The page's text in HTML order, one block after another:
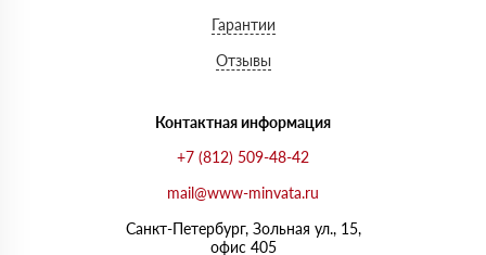
Гарантии
Отзывы
Контактная информация
+7 (812) 509-48-42
mail@www-minvata.ru
Санкт-Петербург, Зольная ул., 15,
офис 405